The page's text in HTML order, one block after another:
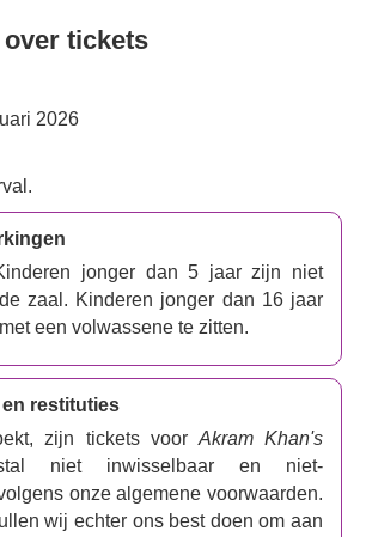
over?
een jonge boerin die verliefd wordt
In deze bewerking leeft Giselle in een
migrantenarbeiders, de Outcasts
en uitgebuit door de
die aan de andere kant van
hen scheidt. Wanneer Giselles liefde
grootgrondbezitter, tot haar tragische
zich aan bij de Wilis, de geesten van
die wraak zoeken.
is een danser en choreograaf van
wiens danspraktijk geworteld is in de
Gisellelaat zich inspireren door
en kathak, maar herinterpreteert het
ook aan de hand van de benarde
migrantenarbeiders. Ze geeft
en aangrijpende herinterpretatie
tickets
2026
jonger dan 5 jaar zijn niet
zaal. Kinderen jonger dan 16 jaar
een volwassene te zitten.
restituties
zijn tickets voor Akram Khan's
niet inwisselbaar en niet-
onze algemene voorwaarden.
wij echter ons best doen om aan